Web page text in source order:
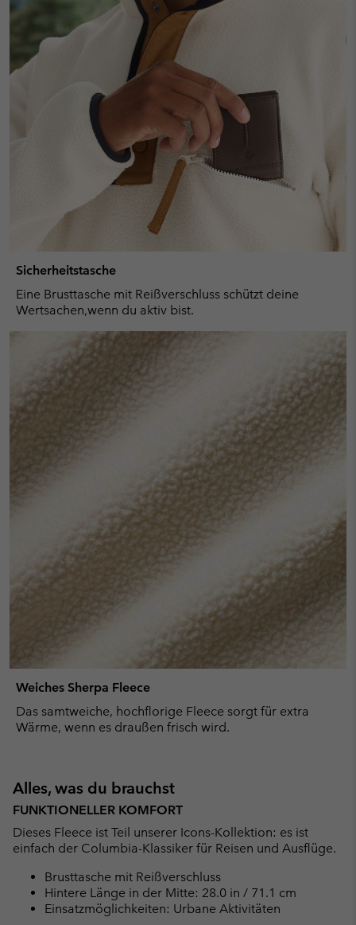
Sicherheitstasche
Eine Brusttasche mit Reißverschluss schützt deine
Wertsachen,wenn du aktiv bist.
Weiches Sherpa Fleece
Das samtweiche, hochflorige Fleece sorgt für extra
Wärme, wenn es draußen frisch wird.
Alles, was du brauchst
FUNKTIONELLER KOMFORT
Dieses Fleece ist Teil unserer Icons-Kollektion: es ist
einfach der Columbia-Klassiker für Reisen und Ausflüge.
Brusttasche mit Reißverschluss
Hintere Länge in der Mitte: 28.0 in / 71.1 cm
Einsatzmöglichkeiten: Urbane Aktivitäten